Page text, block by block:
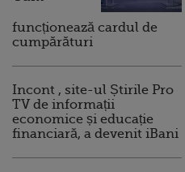
funcționează cardul de
cumpărături
Incont , site-ul Știrile Pro
TV de informații
economice și educație
financiară, a devenit iBani